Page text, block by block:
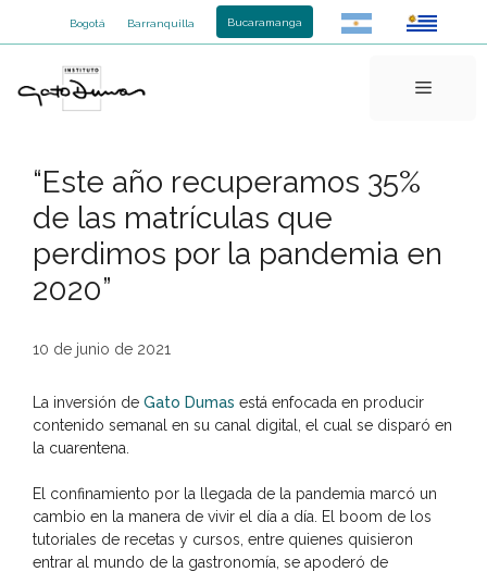
Bogotá Barranquilla Bucaramanga
Menú
“Este año recuperamos 35%
de las matrículas que
perdimos por la pandemia en
2020”
10 de junio de 2021
La inversión de Gato Dumas está enfocada en producir
contenido semanal en su canal digital, el cual se disparó en
la cuarentena.
El confinamiento por la llegada de la pandemia marcó un
cambio en la manera de vivir el día a día. El boom de los
tutoriales de recetas y cursos, entre quienes quisieron
entrar al mundo de la gastronomía, se apoderó de